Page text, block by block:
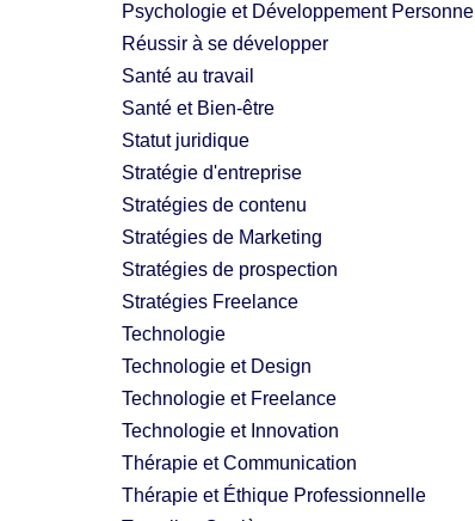
Psychologie et Développement Personnel
Réussir à se développer
Santé au travail
Santé et Bien-être
Statut juridique
Stratégie d'entreprise
Stratégies de contenu
Stratégies de Marketing
Stratégies de prospection
Stratégies Freelance
Technologie
Technologie et Design
Technologie et Freelance
Technologie et Innovation
Thérapie et Communication
Thérapie et Éthique Professionnelle